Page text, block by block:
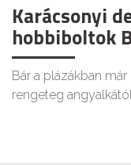
Karácsonyi
hobbiboltok
Bár a plázákban
rengeteg